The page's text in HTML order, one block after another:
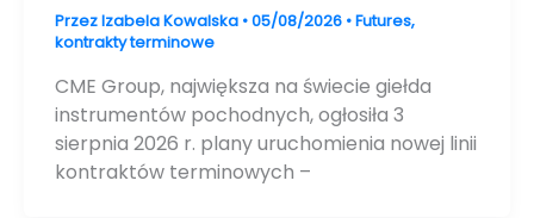
PrzezIzabela Kowalska •05/08/2026 •Futures,
kontrakty terminowe
CME Group, największa na świecie giełda
instrumentów pochodnych, ogłosiła 3
sierpnia 2026 r. plany uruchomienia nowej linii
kontraktów terminowych –